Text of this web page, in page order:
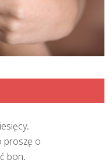
proszę o
bon.